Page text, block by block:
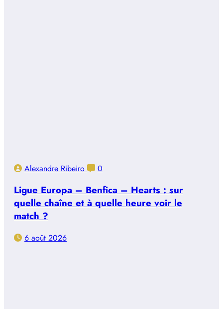
Alexandre Ribeiro 0
Ligue Europa – Benfica – Hearts : sur
quelle chaîne et à quelle heure voir le
match ?
6 août 2026